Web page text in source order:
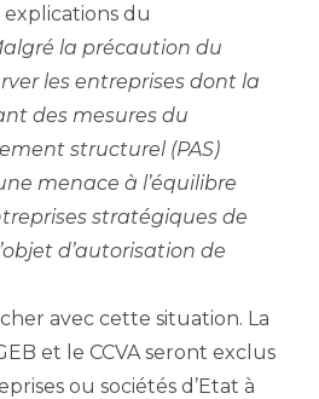
explications du
la précaution du
les entreprises dont la
des mesures du
structurel (PAS)
menace à l’équilibre
stratégiques de
d’autorisation de
avec cette situation. La
et le CCVA seront exclus
ou sociétés d’Etat à